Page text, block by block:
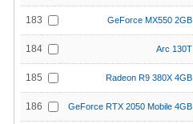
183 GeForce MX550 2GB
184 Arc 130T
185 Radeon R9 380X 4GB
186 GeForce RTX 2050 Mobile 4GB